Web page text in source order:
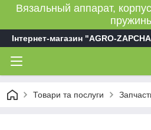
Вязальный аппарат,
Інтернет-магазин "AGRO-
Товари та послуги